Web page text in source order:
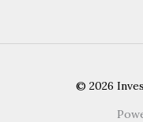
© 2026